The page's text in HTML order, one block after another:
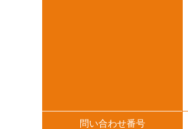
問い合わせ番号